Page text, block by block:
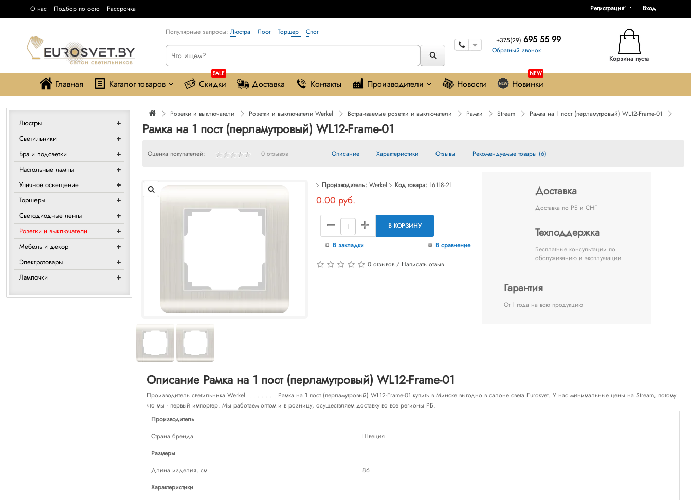
О нас Подбор по фото Рассрочка Вход
Регистрация
Корзина пуста
Популярные запросы: Люстра Лофт Торшер
Спот
+375(29) 695 55 99
Обратный звонок
Главная Каталог товаров
SALE
Скидки Доставка Контакты Производители Новости
NEW
Новинки
Люстры
Светильники
Бра и подсветки
Настольные лампы
Уличное освещение
Торшеры
Светодиодные ленты
Розетки и выключатели
Мебель и декор
Электротовары
Лампочки
Розетки и выключатели Розетки и выключатели Werkel Встраиваемые розетки и выключатели Рамки Stream Рамка на 1 пост (перламутровый) WL12-Frame-01
Рамка на 1 пост (перламутровый) WL12-Frame-01
Оценка покупателей: 0 отзывов Описание Характеристики Отзывы Рекомендуемые товары (6)
Производитель: Werkel Код товара: 16118-21
0.00 руб.
В КОРЗИНУ
В закладки В сравнение
0 отзывов / Написать отзыв
Доставка
Доставка по РБ и СНГ
Техподдержка
Бесплатные консультации по
обслуживанию и эксплуатации
Гарантия
От 1 года на всю продукцию
Описание Рамка на 1 пост (перламутровый) WL12-Frame-01
Производитель светильника Werkel. . . . . . . . Рамка на 1 пост (перламутровый) WL12-Frame-01 купить в Минске выгодно в салоне света Eurosvet. У нас минимальные цены на Stream, потому
что мы - первый импортер. Мы работаем оптом и в розницу, осуществляем доставку во все регионы РБ.
Производитель
Страна бренда
Швеция
Размеры
Длина изделия, см
86
Характеристики